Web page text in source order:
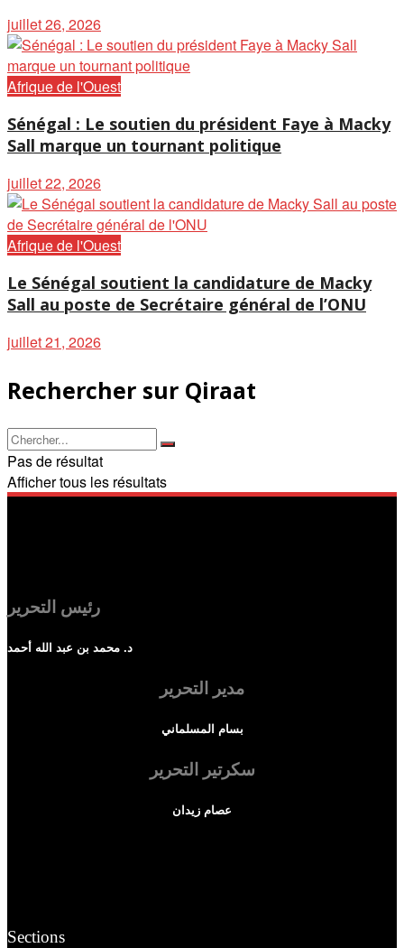
juillet 26, 2026
Afrique de l'Ouest
Sénégal : Le soutien du président Faye à Macky
Sall marque un tournant politique
juillet 22, 2026
Afrique de l'Ouest
Le Sénégal soutient la candidature de Macky
Sall au poste de Secrétaire général de l’ONU
juillet 21, 2026
Rechercher sur Qiraat
Pas de résultat
Afficher tous les résultats
رئيس التحرير
د. محمد بن عبد الله أحمد
مدير التحرير
بسام المسلماني
سكرتير التحرير
عصام زيدان
Sections